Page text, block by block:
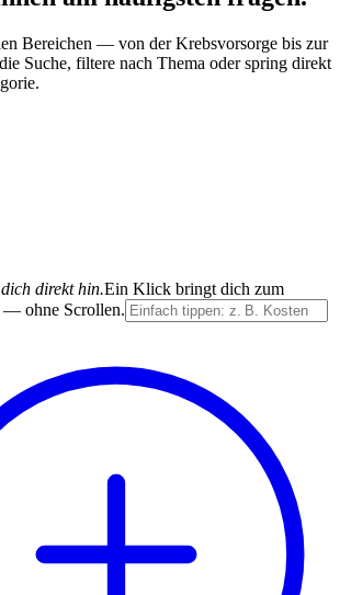
Bereichen — von der Krebsvorsorge bis zur
Suche, filtere nach Thema oder spring direkt
direkt hin.Ein Klick bringt dich zum
— ohne Scrollen.